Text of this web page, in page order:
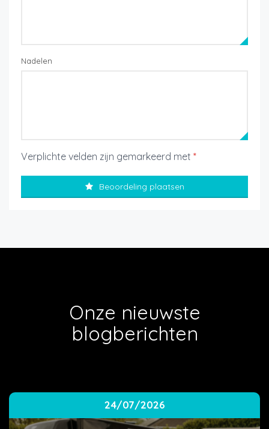
Nadelen
Verplichte velden zijn gemarkeerd met *
Beoordeling plaatsen
Onze nieuwste
blogberichten
24/07/2026